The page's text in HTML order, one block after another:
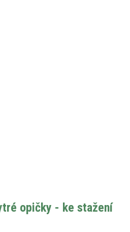
opičky - ke stažení